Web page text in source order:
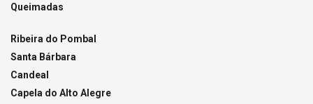
Queimadas
Ribeira do Pombal
Santa Bárbara
Candeal
Capela do Alto Alegre